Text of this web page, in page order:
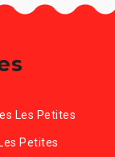
Les Petites
Petites